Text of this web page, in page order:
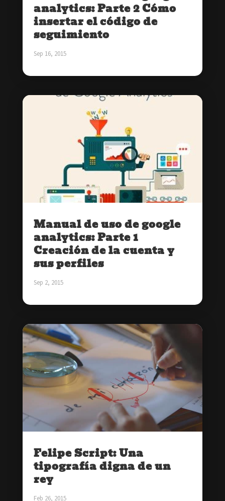
analytics: Parte 2 Cómo
insertar el código de
seguimiento
Sep 16, 2015
Manual de uso de google
analytics: Parte 1
Creación de la cuenta y
sus perfiles
Sep 2, 2015
Felipe Script: Una
tipografía digna de un
rey
Feb 26, 2015